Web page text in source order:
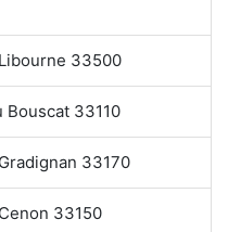
33500
Bouscat 33110
33170
33150